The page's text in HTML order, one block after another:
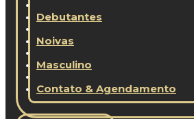
Debutantes
Noivas
Masculino
Contato & Agendamento